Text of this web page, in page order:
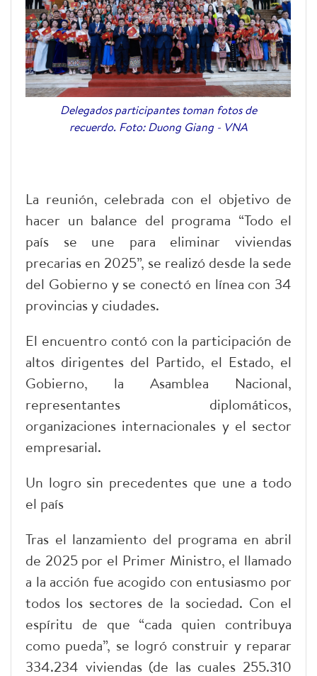
Delegados participantes toman fotos de
recuerdo. Foto: Duong Giang - VNA
La reunión, celebrada con el objetivo de
hacer un balance del programa “Todo el
país se une para eliminar viviendas
precarias en 2025”, se realizó desde la sede
del Gobierno y se conectó en línea con 34
provincias y ciudades.
El encuentro contó con la participación de
altos dirigentes del Partido, el Estado, el
Gobierno, la Asamblea Nacional,
representantes diplomáticos,
organizaciones internacionales y el sector
empresarial.
Un logro sin precedentes que une a todo
el país
Tras el lanzamiento del programa en abril
de 2025 por el Primer Ministro, el llamado
a la acción fue acogido con entusiasmo por
todos los sectores de la sociedad. Con el
espíritu de que “cada quien contribuya
como pueda”, se logró construir y reparar
334.234 viviendas (de las cuales 255.310